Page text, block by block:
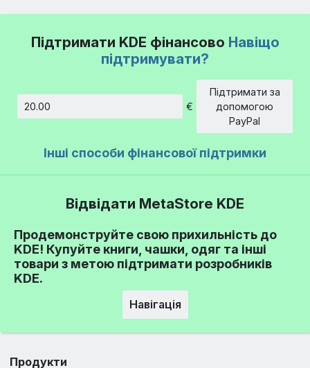
Підтримати KDE фінансово Навіщо
підтримувати?
€
Підтримати за
допомогою
PayPal
Інші способи фінансової підтримки
Відвідати MetaStore KDE
Продемонструйте свою прихильність до
KDE! Купуйте книги, чашки, одяг та інші
товари з метою підтримати розробників
KDE.
Навігація
Продукти